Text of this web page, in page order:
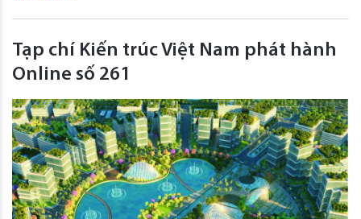
Tạp chí Kiến trúc Việt Nam phát hành
Online số 261